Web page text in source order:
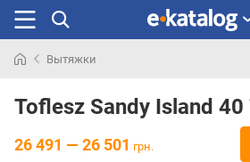
раньше
Вытяжки
Toflesz Sandy Island 40
26 491 — 26 501 грн.